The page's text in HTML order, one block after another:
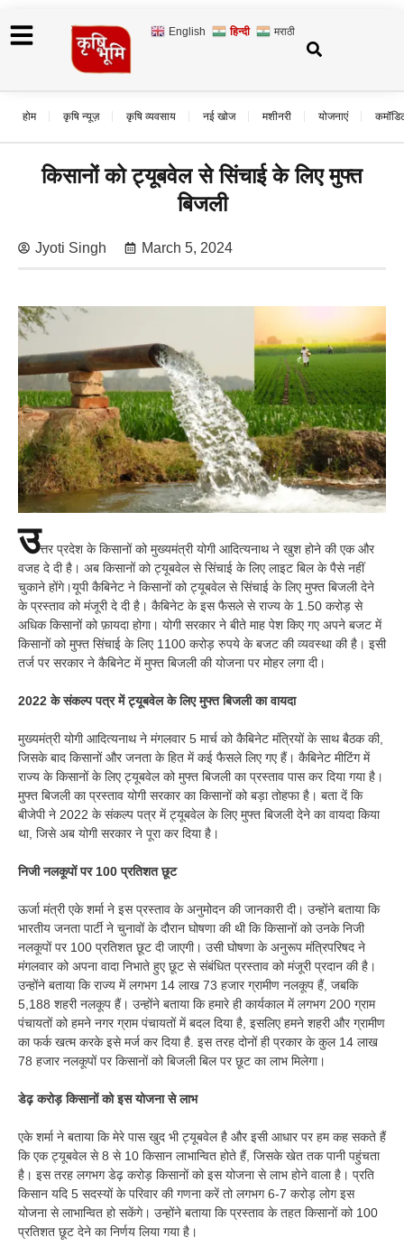
English हिन्दी मराठी
होम कृषि न्यूज़ कृषि व्यवसाय नई खोज मशीनरी योजनाएं
किसानों को ट्यूबवेल से सिंचाई के लिए मुफ्त
बिजली
Jyoti Singh March 5, 2024
उत्तर प्रदेश के किसानों को मुख्यमंत्री योगी आदित्यनाथ ने खुश होने की एक और
वजह दे दी है। अब किसानों को ट्यूबवेल से सिंचाई के लिए लाइट बिल के पैसे नहीं
चुकाने होंगे।यूपी कैबिनेट ने किसानों को ट्यूबवेल से सिंचाई के लिए मुफ्त बिजली देने
के प्रस्ताव को मंजूरी दे दी है। कैबिनेट के इस फैसले से राज्य के 1.50 करोड़ से
अधिक किसानों को फ़ायदा होगा। योगी सरकार ने बीते माह पेश किए गए अपने बजट में
किसानों को मुफ्त सिंचाई के लिए 1100 करोड़ रुपये के बजट की व्यवस्था की है। इसी
तर्ज पर सरकार ने कैबिनेट में मुफ्त बिजली की योजना पर मोहर लगा दी।
2022 के संकल्प पत्र में ट्यूबवेल के लिए मुफ्त बिजली का वायदा
मुख्यमंत्री योगी आदित्यनाथ ने मंगलवार 5 मार्च को कैबिनेट मंत्रियों के साथ बैठक की,
जिसके बाद किसानों और जनता के हित में कई फैसले लिए गए हैं। कैबिनेट मीटिंग में
राज्य के किसानों के लिए ट्यूबवेल को मुफ्त बिजली का प्रस्ताव पास कर दिया गया है।
मुफ्त बिजली का प्रस्ताव योगी सरकार का किसानों को बड़ा तोहफा है। बता दें कि
बीजेपी ने 2022 के संकल्प पत्र में ट्यूबवेल के लिए मुफ्त बिजली देने का वायदा किया
था, जिसे अब योगी सरकार ने पूरा कर दिया है।
निजी नलकूपों पर 100 प्रतिशत छूट
ऊर्जा मंत्री एके शर्मा ने इस प्रस्ताव के अनुमोदन की जानकारी दी। उन्होंने बताया कि
भारतीय जनता पार्टी ने चुनावों के दौरान घोषणा की थी कि किसानों को उनके निजी
नलकूपों पर 100 प्रतिशत छूट दी जाएगी। उसी घोषणा के अनुरूप मंत्रिपरिषद ने
मंगलवार को अपना वादा निभाते हुए छूट से संबंधित प्रस्ताव को मंजूरी प्रदान की है।
उन्होंने बताया कि राज्य में लगभग 14 लाख 73 हजार ग्रामीण नलकूप हैं, जबकि
5,188 शहरी नलकूप हैं। उन्होंने बताया कि हमारे ही कार्यकाल में लगभग 200 ग्राम
पंचायतों को हमने नगर ग्राम पंचायतों में बदल दिया है, इसलिए हमने शहरी और ग्रामीण
का फर्क खत्म करके इसे मर्ज कर दिया है. इस तरह दोनों ही प्रकार के कुल 14 लाख
78 हजार नलकूपों पर किसानों को बिजली बिल पर छूट का लाभ मिलेगा।
डेढ़ करोड़ किसानों को इस योजना से लाभ
एके शर्मा ने बताया कि मेरे पास खुद भी ट्यूबवेल है और इसी आधार पर हम कह सकते हैं
कि एक ट्यूबवेल से 8 से 10 किसान लाभान्वित होते हैं, जिसके खेत तक पानी पहुंचता
है। इस तरह लगभग डेढ़ करोड़ किसानों को इस योजना से लाभ होने वाला है। प्रति
किसान यदि 5 सदस्यों के परिवार की गणना करें तो लगभग 6-7 करोड़ लोग इस
योजना से लाभान्वित हो सकेंगे। उन्होंने बताया कि प्रस्ताव के तहत किसानों को 100
प्रतिशत छूट देने का निर्णय लिया गया है।